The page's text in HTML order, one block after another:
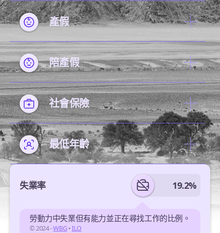
產假
陪產假
社會保險
最低年齡
失業率 19.2%
勞動力中失業但有能力並正在尋找工作的比例。
© 2024 -WBG•ILO